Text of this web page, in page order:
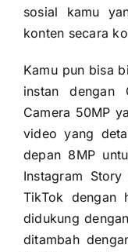
sosial kamu
konten secara
Kamu pun bisa
instan dengan
Camera 50MP
video yang
depan 8MP
Instagram
TikTok dengan
didukung
ditambah